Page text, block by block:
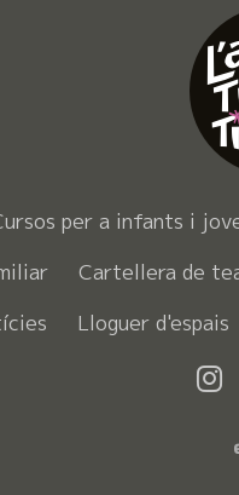
per a infants i
Cartellera de
Lloguer d'espais